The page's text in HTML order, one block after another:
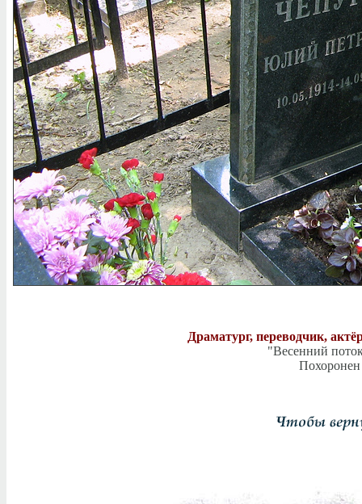
Драматург, переводчик,
"Весенний
Похоронен